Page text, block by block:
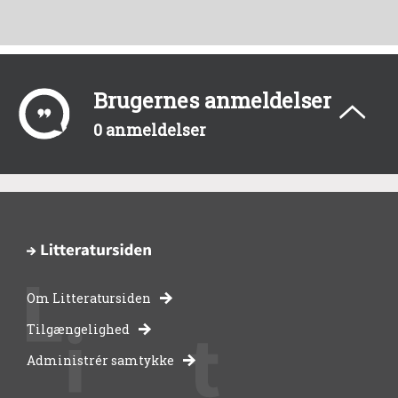
Brugernes anmeldelser
0 anmeldelser
-
bibliotekernes
Om Litteratursiden
Tilgængelighed
Administrér samtykke